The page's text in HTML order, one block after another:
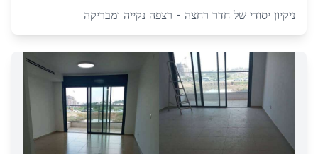
ניקיון יסודי של חדר רחצה - רצפה נקייה ומבריקה